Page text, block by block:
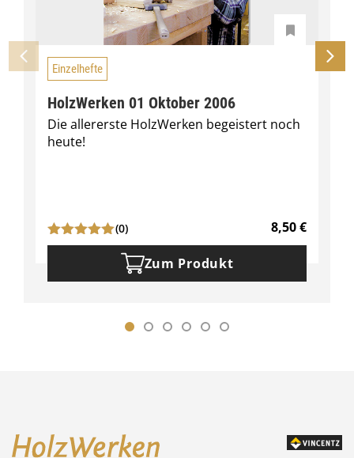
Einzelhefte
HolzWerken 01 Oktober 2006
Die allererste HolzWerken begeistert noch
heute!
(0) 8,50€
Zum Produkt